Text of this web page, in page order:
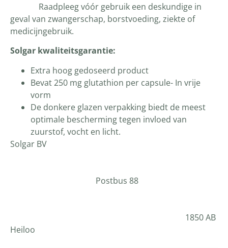
Raadpleeg vóór gebruik een deskundige in
geval van zwangerschap, borstvoeding, ziekte of
medicijngebruik.
Solgar kwaliteitsgarantie:
Extra hoog gedoseerd product
Bevat 250 mg glutathion per capsule- In vrije
vorm
De donkere glazen verpakking biedt de meest
optimale bescherming tegen invloed van
zuurstof, vocht en licht.
Solgar BV
Postbus 88
1850 AB
Heiloo